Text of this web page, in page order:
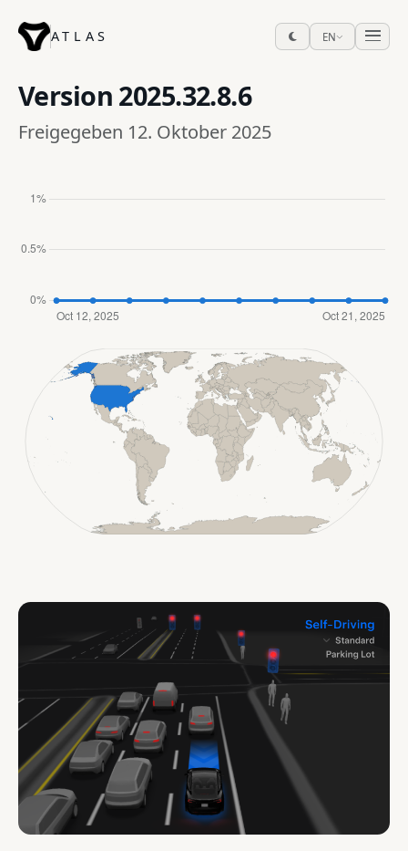
ATLAS EN
Version 2025.32.8.6
Freigegeben 12. Oktober 2025